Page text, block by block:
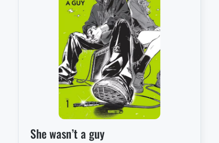
She wasn’t a guy